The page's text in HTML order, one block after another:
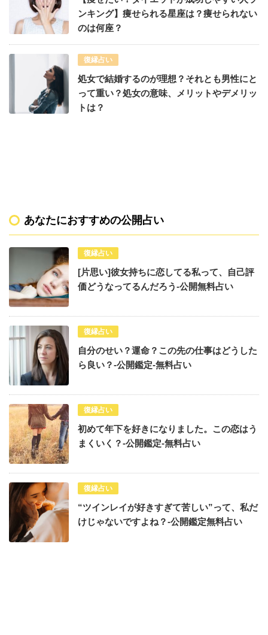
ンキング】痩せられる星座は？痩せられない
のは何座？
復縁占い
処女で結婚するのが理想？それとも男性にと
って重い？処女の意味、メリットやデメリッ
トは？
あなたにおすすめの公開占い
復縁占い
[片思い]彼女持ちに恋してる私って、自己評
価どうなってるんだろう-公開無料占い
復縁占い
自分のせい？運命？この先の仕事はどうした
ら良い？-公開鑑定-無料占い
復縁占い
初めて年下を好きになりました。この恋はう
まくいく？-公開鑑定-無料占い
復縁占い
“ツインレイが好きすぎて苦しい”って、私だ
けじゃないですよね？-公開鑑定無料占い